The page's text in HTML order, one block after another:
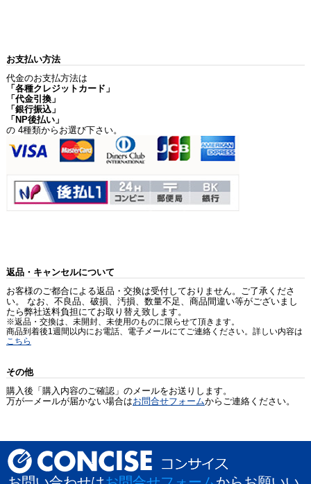
お支払い方法
代金のお支払方法は
「各種クレジットカード」
「代金引換」
「銀行振込」
「NP後払い」
の 4種類からお選び下さい。
返品・キャンセルについて
お客様のご都合による返品・交換は受付しておりません。ご了承くださ
い。 なお、不良品、破損、汚損、数量不足、商品間違い等がございまし
たら弊社送料負担にてお取り替え致します。
※返品・交換は、未開封、未使用のものに限らせて頂きます。
商品到着後1週間以内にお電話、電子メールにてご連絡ください。詳しい内容は
こちら
その他
購入後「購入内容のご確認」のメールをお送りします。
万が一メールが届かない場合はお問合せフォームからご連絡ください。